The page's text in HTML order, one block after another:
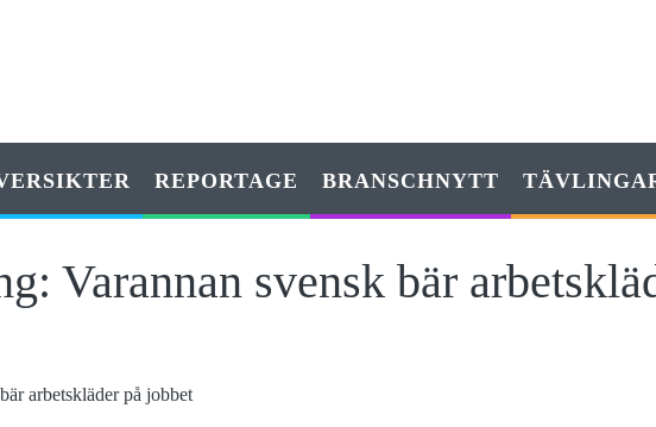
REPORTAGE BRANSCHNYTT
Varannan svensk bär